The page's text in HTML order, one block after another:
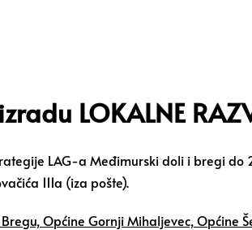
LOKALNE
LAG-a Međimurski doli i bregi do
111a (iza pošte).
Općine Gornji Mihaljevec, Općine